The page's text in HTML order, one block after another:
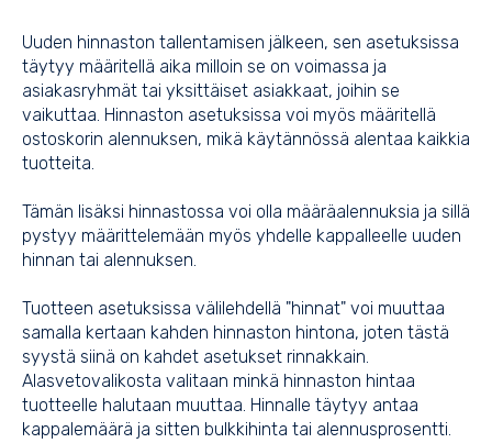
Uuden hinnaston tallentamisen jälkeen, sen asetuksissa
täytyy määritellä aika milloin se on voimassa ja
asiakasryhmät tai yksittäiset asiakkaat, joihin se
vaikuttaa. Hinnaston asetuksissa voi myös määritellä
ostoskorin alennuksen, mikä käytännössä alentaa kaikkia
tuotteita.
Tämän lisäksi hinnastossa voi olla määräalennuksia ja sillä
pystyy määrittelemään myös yhdelle kappalleelle uuden
hinnan tai alennuksen.
Tuotteen asetuksissa välilehdellä "hinnat" voi muuttaa
samalla kertaan kahden hinnaston hintona, joten tästä
syystä siinä on kahdet asetukset rinnakkain.
Alasvetovalikosta valitaan minkä hinnaston hintaa
tuotteelle halutaan muuttaa. Hinnalle täytyy antaa
kappalemäärä ja sitten bulkkihinta tai alennusprosentti.